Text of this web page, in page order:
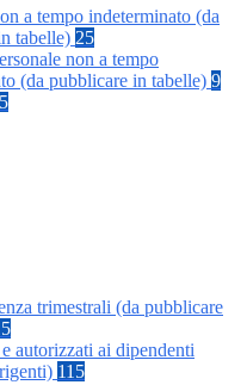
a tempo indeterminato (da
tabelle) 25
non a tempo
(da pubblicare in tabelle) 9
trimestrali (da pubblicare
autorizzati ai dipendenti
115